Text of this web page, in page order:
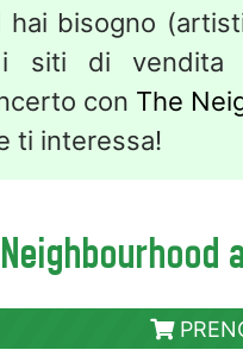
hai bisogno
siti di vendita
con The
ti interessa!